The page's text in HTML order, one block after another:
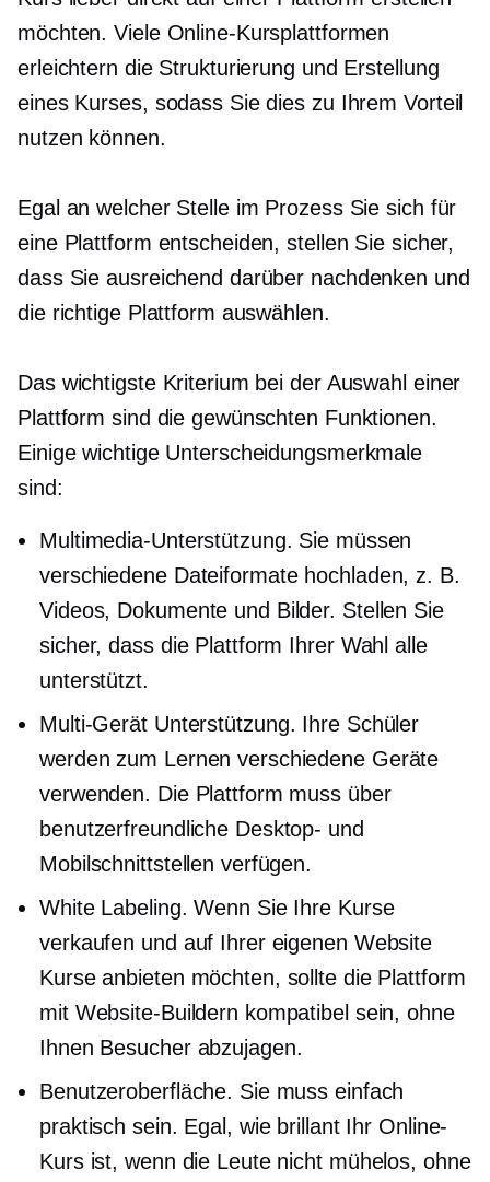
möchten. Viele Online-Kursplattformen
erleichtern die Strukturierung und Erstellung
eines Kurses, sodass Sie dies zu Ihrem Vorteil
nutzen können.
Egal an welcher Stelle im Prozess Sie sich für
eine Plattform entscheiden, stellen Sie sicher,
dass Sie ausreichend darüber nachdenken und
die richtige Plattform auswählen.
Das wichtigste Kriterium bei der Auswahl einer
Plattform sind die gewünschten Funktionen.
Einige wichtige Unterscheidungsmerkmale
sind:
Multimedia-Unterstützung. Sie müssen
verschiedene Dateiformate hochladen, z. B.
Videos, Dokumente und Bilder. Stellen Sie
sicher, dass die Plattform Ihrer Wahl alle
unterstützt.
Multi-GerätUnterstützung. Ihre Schüler
werden zum Lernen verschiedene Geräte
verwenden. Die Plattform muss über
benutzerfreundliche Desktop- und
Mobilschnittstellen verfügen.
White Labeling. Wenn Sie Ihre Kurse
verkaufen und auf Ihrer eigenen Website
Kurse anbieten möchten, sollte die Plattform
mit Website-Buildern kompatibel sein, ohne
Ihnen Besucher abzujagen.
Benutzeroberfläche. Sie muss einfach
praktisch sein. Egal, wie brillant Ihr Online-
Kurs ist, wenn die Leute nicht mühelos, ohne